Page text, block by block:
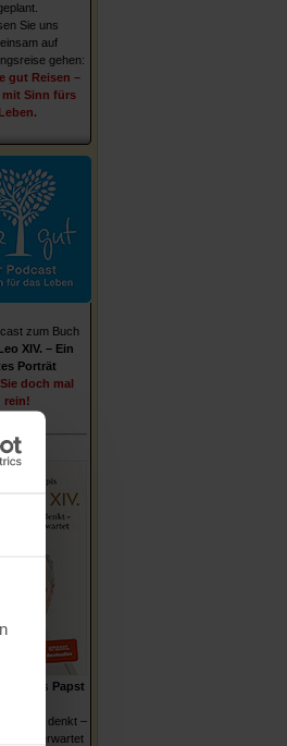
Sie uns
auf
gehen:
gut Reisen –
mit Sinn fürs
Leben.
zum Buch
XIV. – Ein
Porträt
doch mal
rein!
Kempis Papst
– wie er denkt –
uns erwartet